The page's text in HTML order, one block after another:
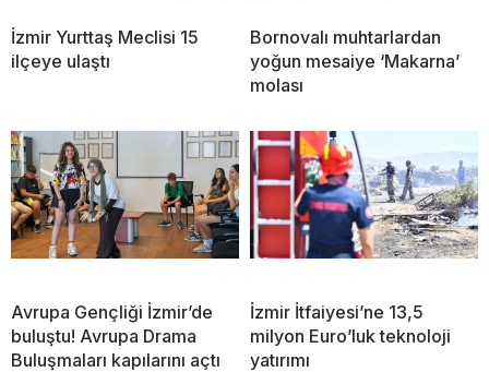
İzmir Yurttaş Meclisi 15
ilçeye ulaştı
Bornovalı muhtarlardan
yoğun mesaiye ‘Makarna’
molası
Avrupa Gençliği İzmir’de
buluştu! Avrupa Drama
Buluşmaları kapılarını açtı
İzmir İtfaiyesi’ne 13,5
milyon Euro’luk teknoloji
yatırımı